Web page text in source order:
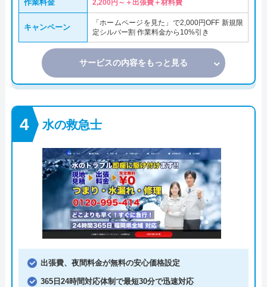
作業料金 2,200円～＋出張費＋材料費
キャンペーン
「ホームページを見た」で2,000円OFF 新規限
定シルバー割 作業料金から10%引き
サービスの内容をもっと見る
水の救急士
出張費、夜間料金が無料の安心価格設定
365日24時間対応体制で最短30分で迅速対応